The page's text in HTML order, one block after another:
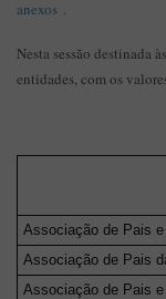
anexos .
Nesta sessão destinada
entidades, com os
Associação de Pais
Associação de Pais
Associação de Pais